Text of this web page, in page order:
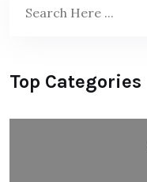
Top Categories